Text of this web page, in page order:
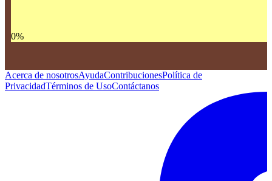
0%
Acerca de nosotrosAyudaContribucionesPolítica de
PrivacidadTérminos de UsoContáctanos